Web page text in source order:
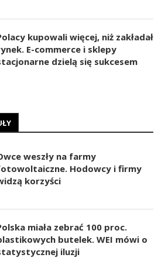
kupowali więcej, niż zakładał
E-commerce i sklepy
dzielą się sukcesem
weszły na farmy
Hodowcy i firmy
korzyści
miała zebrać 100 proc.
butelek. WEI mówi o
iluzji